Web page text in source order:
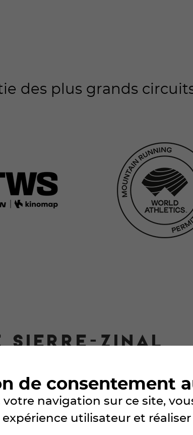
des plus grands
SIERRE-ZINAL
actualités en
de consentement
votre navigation sur ce site,
utilisateur et